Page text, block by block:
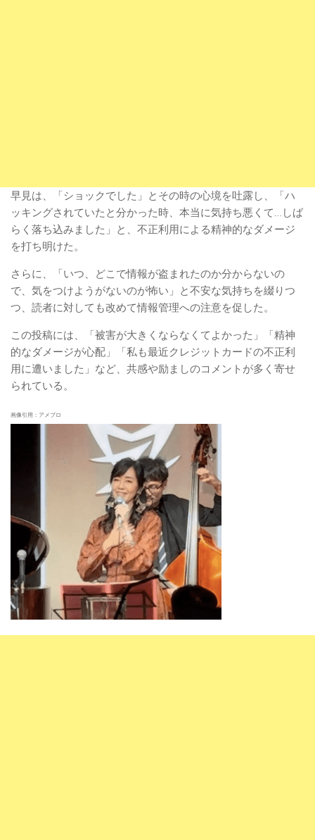
早見は、「ショックでした」とその時の心境を吐露し、「ハ
ッキングされていたと分かった時、本当に気持ち悪くて…しば
らく落ち込みました」と、不正利用による精神的なダメージ
を打ち明けた。
さらに、「いつ、どこで情報が盗まれたのか分からないの
で、気をつけようがないのが怖い」と不安な気持ちを綴りつ
つ、読者に対しても改めて情報管理への注意を促した。
この投稿には、「被害が大きくならなくてよかった」「精神
的なダメージが心配」「私も最近クレジットカードの不正利
用に遭いました」など、共感や励ましのコメントが多く寄せ
られている。
画像引用：アメブロ